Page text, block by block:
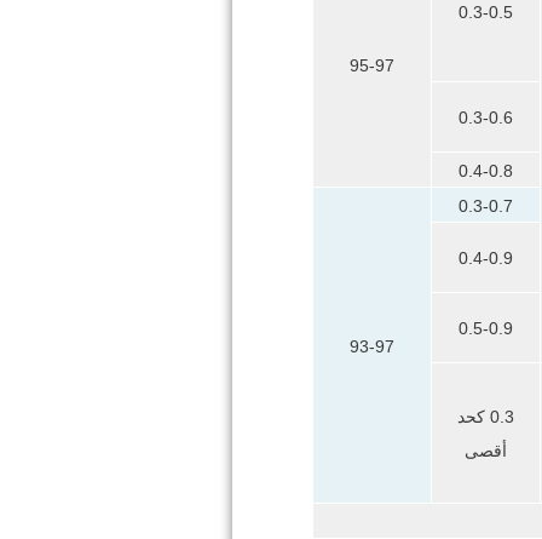
0.3-0.5
95-97
0.3-0.6
0.4-0.8
0.3-0.7
93-97
0.4-0.9
0.5-0.9
0.3 كحد
أقصى